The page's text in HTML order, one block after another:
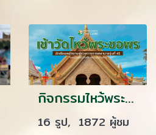
กิจกรรมไหว้พระทำบุญ นักเรียนเดอะเเคร์ รุ่น 45/66
16 รูป, 1872 ผู้ชม